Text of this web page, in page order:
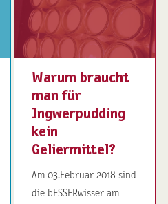
Warum braucht
man für
Ingwerpudding
kein
Geliermittel?
Am 03.Februar 2018 sind
die bESSERwisser am